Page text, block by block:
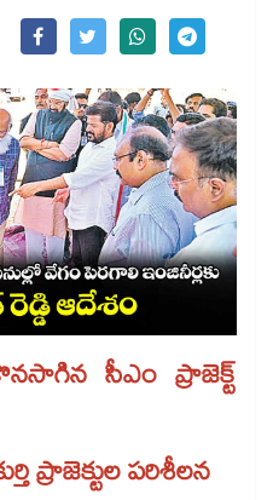
సీఎం ప్రాజెక్ట్​
ప్రాజెక్టుల పరిశీలన